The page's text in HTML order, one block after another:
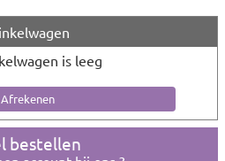
is leeg
bestellen